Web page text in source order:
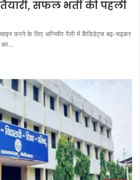
सफल भर्ती की पहली
करने के लिए अग्निवीर रैली में कैंडिडेट्स बढ़-चढ़कर
का…